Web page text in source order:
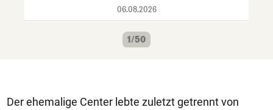
06.08.2026
1/50
Der ehemalige Center lebte zuletzt getrennt von